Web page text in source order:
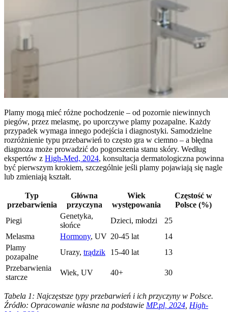
Plamy mogą mieć różne pochodzenie – od pozornie niewinnych
piegów, przez melasmę, po uporczywe plamy pozapalne. Każdy
przypadek wymaga innego podejścia i diagnostyki. Samodzielne
rozróżnienie typu przebarwień to często gra w ciemno – a błędna
diagnoza może prowadzić do pogorszenia stanu skóry. Według
ekspertów z High-Med, 2024, konsultacja dermatologiczna powinna
być pierwszym krokiem, szczególnie jeśli plamy pojawiają się nagle
lub zmieniają kształt.
Typ
przebarwienia
Główna
przyczyna
Wiek
występowania
Częstość w
Polsce (%)
Piegi
Genetyka,
słońce
Dzieci, młodzi
25
Melasma
Hormony, UV 20-45 lat
14
Plamy
pozapalne
Urazy, trądzik 15-40 lat
13
Przebarwienia
starcze
Wiek, UV 40+ 30
Tabela 1: Najczęstsze typy przebarwień i ich przyczyny w Polsce.
Źródło: Opracowanie własne na podstawie MP.pl, 2024 High-